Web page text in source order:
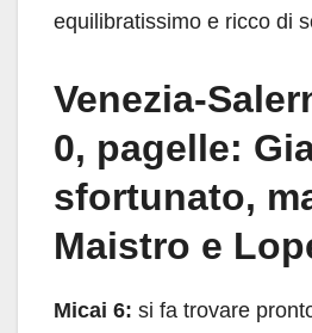
equilibratissimo e ricco di
Venezia-
0, pagelle:
sfortunato,
Maistro e
Micai 6: si fa trovare